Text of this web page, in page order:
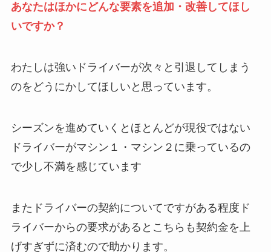
あなたはほかにどんな要素を追加・改善してほし
いですか？
わたしは強いドライバーが次々と引退してしまう
のをどうにかしてほしいと思っています。
シーズンを進めていくとほとんどが現役ではない
ドライバーがマシン１・マシン２に乗っているの
で少し不満を感じています
またドライバーの契約についてですがある程度ド
ライバーからの要求があるとこちらも契約金を上
げすぎずに済むので助かります。